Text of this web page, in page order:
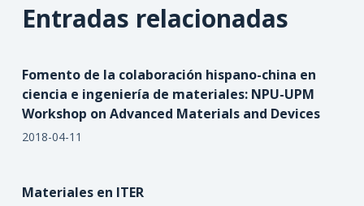
Entradas relacionadas
Fomento de la colaboración hispano-china en
ciencia e ingeniería de materiales: NPU-UPM
Workshop on Advanced Materials and Devices
2018-04-11
Materiales en ITER